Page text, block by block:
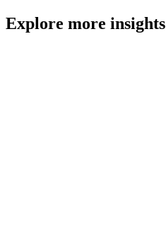
Explore more insights